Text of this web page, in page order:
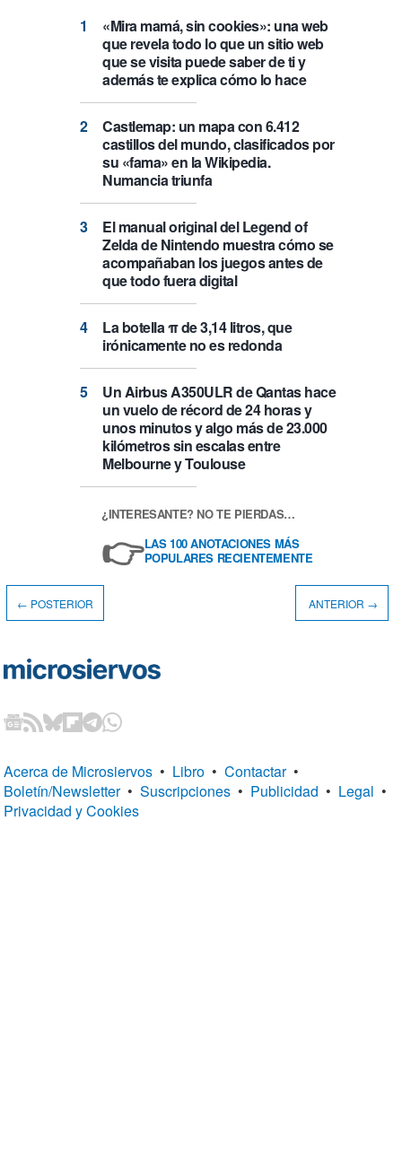
«Mira mamá, sin cookies»: una web
que revela todo lo que un sitio web
que se visita puede saber de ti y
además te explica cómo lo hace
Castlemap: un mapa con 6.412
castillos del mundo, clasificados por
su «fama» en la Wikipedia.
Numancia triunfa
El manual original del Legend of
Zelda de Nintendo muestra cómo se
acompañaban los juegos antes de
que todo fuera digital
La botella π de 3,14 litros, que
irónicamente no es redonda
Un Airbus A350ULR de Qantas hace
un vuelo de récord de 24 horas y
unos minutos y algo más de 23.000
kilómetros sin escalas entre
Melbourne y Toulouse
¿INTERESANTE? NO TE PIERDAS…
👉LAS 100 ANOTACIONES MÁS
POPULARES RECIENTEMENTE
← POSTERIOR ANTERIOR →
Acerca de Microsiervos • Libro • Contactar •
Boletín/Newsletter • Suscripciones • Publicidad • Legal •
Privacidad y Cookies